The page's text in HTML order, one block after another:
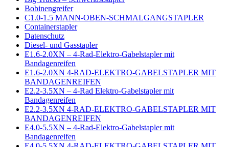
Bobinengreifer
C1.0-1.5 MANN-OBEN-SCHMALGANGSTAPLER
Containerstapler
Datenschutz
Diesel- und Gasstapler
E1.6-2.0XN – 4-Rad-Elektro-Gabelstapler mit
Bandagenreifen
E1.6-2.0XN 4-RAD-ELEKTRO-GABELSTAPLER MIT
BANDAGENREIFEN
E2.2-3.5XN – 4-Rad Elektro-Gabelstapler mit
Bandagenreifen
E2.2-3.5XN 4-RAD-ELEKTRO-GABELSTAPLER MIT
BANDAGENREIFEN
E4.0-5.5XN – 4-Rad-Elektro-Gabelstapler mit
Bandagenreifen